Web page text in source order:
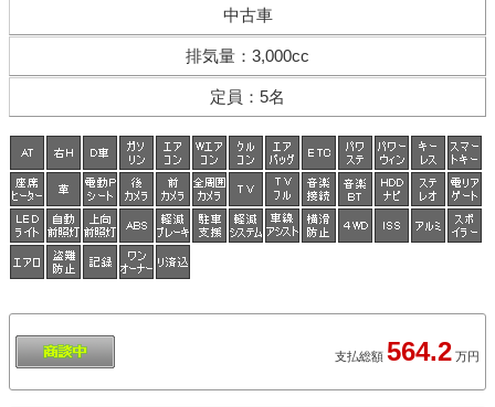
中古車
排気量 ： 3,000cc
定員 ： 5名
支払総額 564.2 万円